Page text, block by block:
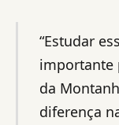
“Estudar
importante
da
diferença